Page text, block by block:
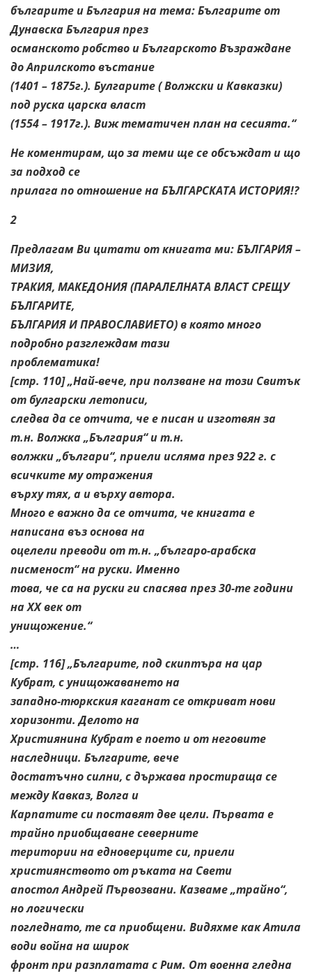
българите и България на тема: Българите от
Дунавска България през
османското робство и Българското Възраждане
до Априлското въстание
(1401 – 1875г.). Булгарите ( Волжски и Кавказки)
под руска царска власт
(1554 – 1917г.). Виж тематичен план на сесията.“
Не коментирам, що за теми ще се обсъждат и що
за подход се
прилага по отношение на БЪЛГАРСКАТА ИСТОРИЯ!?
2
Предлагам Ви цитати от книгата ми: БЪЛГАРИЯ –
МИЗИЯ,
ТРАКИЯ, МАКЕДОНИЯ (ПАРАЛЕЛНАТА ВЛАСТ СРЕЩУ
БЪЛГАРИТЕ,
БЪЛГАРИЯ И ПРАВОСЛАВИЕТО) в която много
подробно разглеждам тази
проблематика!
[стр. 110] „Най-вече, при ползване на този Свитък
от булгарски летописи,
следва да се отчита, че е писан и изготвян за
т.н. Волжка „България“ и т.н.
волжки „българи“, приели исляма през 922 г. с
всичките му отражения
върху тях, а и върху автора.
Много е важно да се отчита, че книгата е
написана въз основа на
оцелели преводи от т.н. „българо-арабска
писменост“ на руски. Именно
това, че са на руски ги спасява през 30-те години
на ХХ век от
унищожение.“
…
[стр. 116] „Българите, под скиптъра на цар
Кубрат, с унищожаването на
западно-тюркския каганат се откриват нови
хоризонти. Делото на
Християнина Кубрат е поето и от неговите
наследници. Българите, вече
достатъчно силни, с държава простираща се
между Кавказ, Волга и
Карпатите си поставят две цели. Първата е
трайно приобщаване северните
територии на едноверците си, приели
християнството от ръката на Свети
апостол Андрей Първозвани. Казваме „трайно“,
но логически
погледнато, те са приобщени. Видяхме как Атила
води война на широк
фронт при разплатата с Рим. От военна гледна